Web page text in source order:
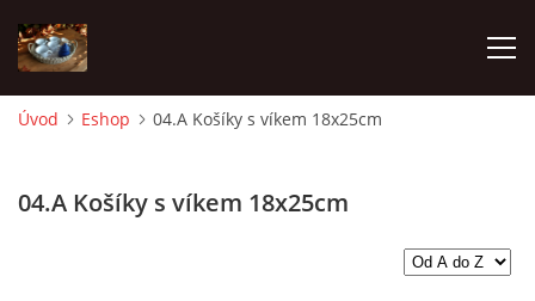
FOTOALBUM
Úvod Eshop 04.A Košíky s víkem 18x25cm
04.A Košíky s víkem 18x25cm